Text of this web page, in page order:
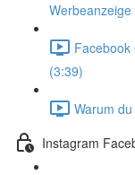
(3:39)
Warum
Instagram